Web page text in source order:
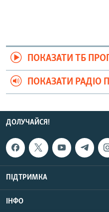
ПОКАЗАТИ ТБ
ПОКАЗАТИ РАДІО
ДОЛУЧАЙСЯ!
ПІДТРИМКА
ІНФО